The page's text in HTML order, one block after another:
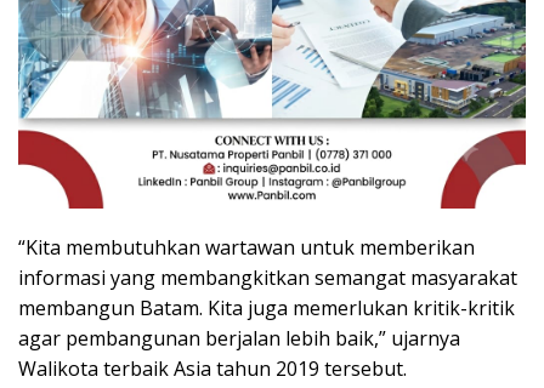
“Kita membutuhkan wartawan untuk memberikan
informasi yang membangkitkan semangat masyarakat
membangun Batam. Kita juga memerlukan kritik-kritik
agar pembangunan berjalan lebih baik,” ujarnya
Walikota terbaik Asia tahun 2019 tersebut.